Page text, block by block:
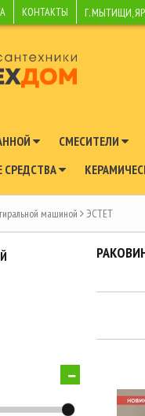
КОНТАКТЫ Г. МЫТИЩИ,
СМЕСИТЕЛИ
машиной ЭСТЕТ